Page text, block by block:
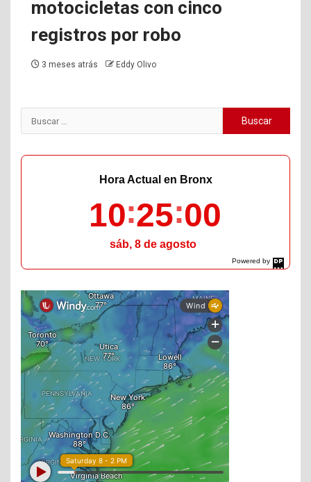
motocicletas con cinco
registros por robo
3 meses atrás Eddy Olivo
Buscar:
Powered by
DaysPedia.com
Hora Actual en Bronx
10 25 01
sáb, 8 de agosto